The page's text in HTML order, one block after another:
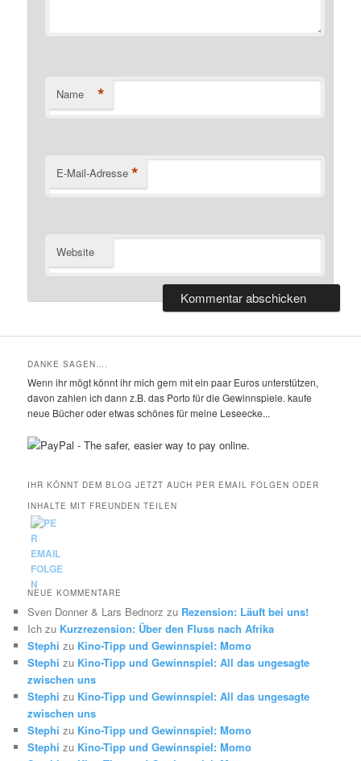
Name *
E-Mail-Adresse *
Website
DANKE SAGEN….
Wenn ihr mögt könnt ihr mich gern mit ein paar Euros unterstützen,
davon zahlen ich dann z.B. das Porto für die Gewinnspiele. kaufe
neue Bücher oder etwas schönes für meine Leseecke...
IHR KÖNNT DEM BLOG JETZT AUCH PER EMAIL FOLGEN ODER
INHALTE MIT FREUNDEN TEILEN
NEUE KOMMENTARE
Sven Donner & Lars Bednorz zu Rezension: Läuft bei uns!
Ich zu Kurzrezension: Über den Fluss nach Afrika
Stephi zu Kino-Tipp und Gewinnspiel: Momo
Stephi zu Kino-Tipp und Gewinnspiel: All das ungesagte
zwischen uns
Stephi zu Kino-Tipp und Gewinnspiel: All das ungesagte
zwischen uns
Stephi zu Kino-Tipp und Gewinnspiel: Momo
Stephi zu Kino-Tipp und Gewinnspiel: Momo